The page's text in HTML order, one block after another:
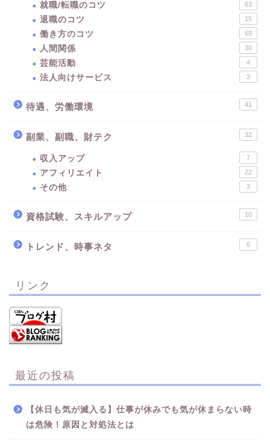
就職/転職のコツ 63
退職のコツ 15
働き方のコツ 69
人間関係 30
芸能活動 4
法人向けサービス 3
待遇、労働環境 41
副業、副職、財テク 32
収入アップ 7
アフィリエイト 22
その他 3
資格試験、スキルアップ 10
トレンド、時事ネタ 6
リンク
最近の投稿
【休日も気が滅入る】仕事が休みでも気が休まらない時
は危険！原因と対処法とは